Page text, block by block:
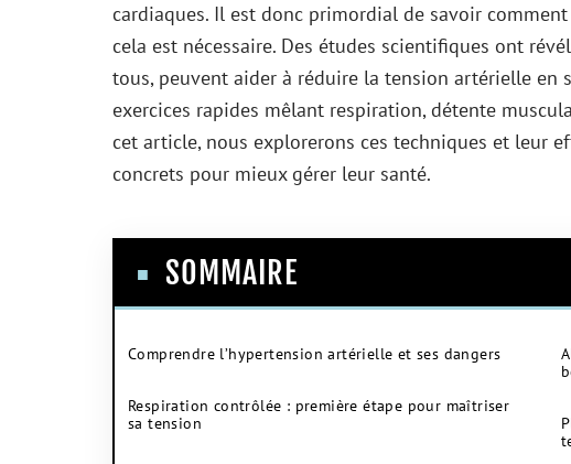
cardiaques. Il est donc primordial de savoir
cela est nécessaire. Des études scientifiques ont
tous, peuvent aider à réduire la tension artérielle en
exercices rapides mêlant respiration, détente
cet article, nous explorerons ces techniques et leur
concrets pour mieux gérer leur santé.
SOMMAIRE
Comprendre l’hypertension artérielle et ses dangers
Respiration contrôlée : première étape pour maîtriser
sa tension